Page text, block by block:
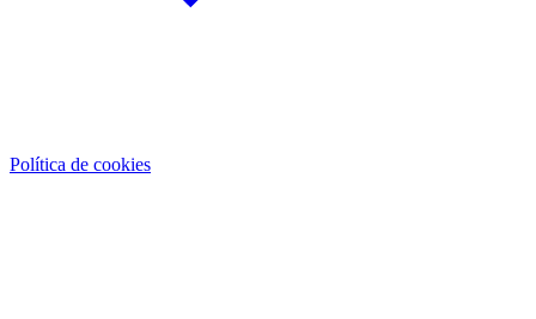
Política de cookies